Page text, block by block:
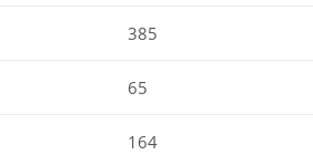
385
65
164